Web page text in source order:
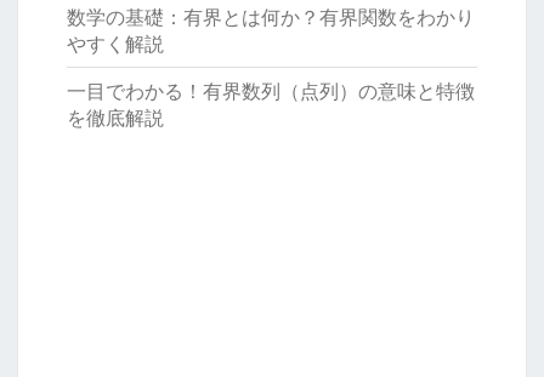
数学の基礎：有界とは何か？有界関数をわかり
やすく解説
一目でわかる！有界数列（点列）の意味と特徴
を徹底解説